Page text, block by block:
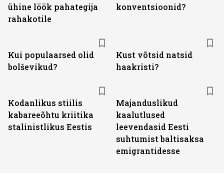
ühine löök pahategija
rahakotile
konventsioonid?
Kui populaarsed olid
bolševikud?
Kust võtsid natsid
haakristi?
Kodanlikus stiilis
kabareeõhtu kriitika
stalinistlikus Eestis
Majanduslikud
kaalutlused
leevendasid Eesti
suhtumist baltisaksa
emigrantidesse